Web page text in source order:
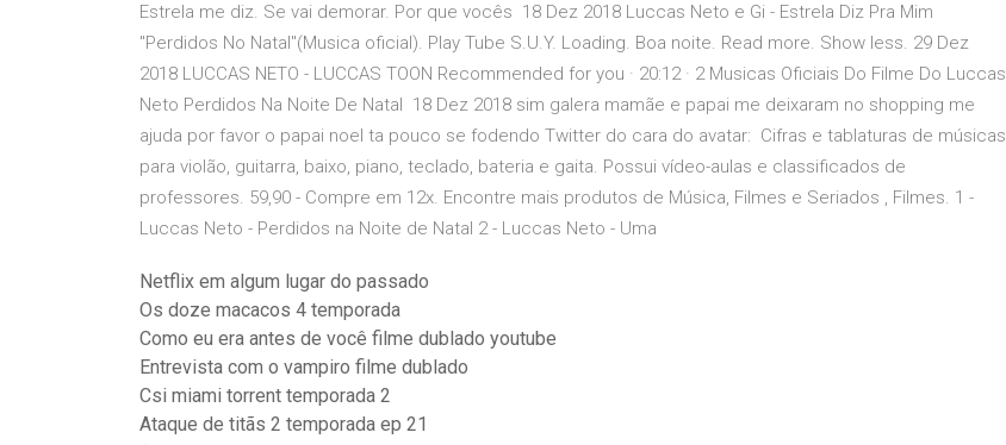
Estrela me diz. Se vai demorar. Por que vocês 18 Dez 2018 Luccas Neto e Gi - Estrela Diz Pra Mim
"Perdidos No Natal"(Musica oficial). Play Tube S.U.Y. Loading. Boa noite. Read more. Show less. 29 Dez
2018 LUCCAS NETO - LUCCAS TOON Recommended for you · 20:12 · 2 Musicas Oficiais Do Filme Do Luccas
Neto Perdidos Na Noite De Natal 18 Dez 2018 sim galera mamãe e papai me deixaram no shopping me
ajuda por favor o papai noel ta pouco se fodendo Twitter do cara do avatar: Cifras e tablaturas de músicas
para violão, guitarra, baixo, piano, teclado, bateria e gaita. Possui vídeo-aulas e classificados de
professores. 59,90 - Compre em 12x. Encontre mais produtos de Música, Filmes e Seriados , Filmes. 1 -
Luccas Neto - Perdidos na Noite de Natal 2 - Luccas Neto - Uma
Netflix em algum lugar do passado
Os doze macacos 4 temporada
Como eu era antes de você filme dublado youtube
Entrevista com o vampiro filme dublado
Csi miami torrent temporada 2
Ataque de titãs 2 temporada ep 21